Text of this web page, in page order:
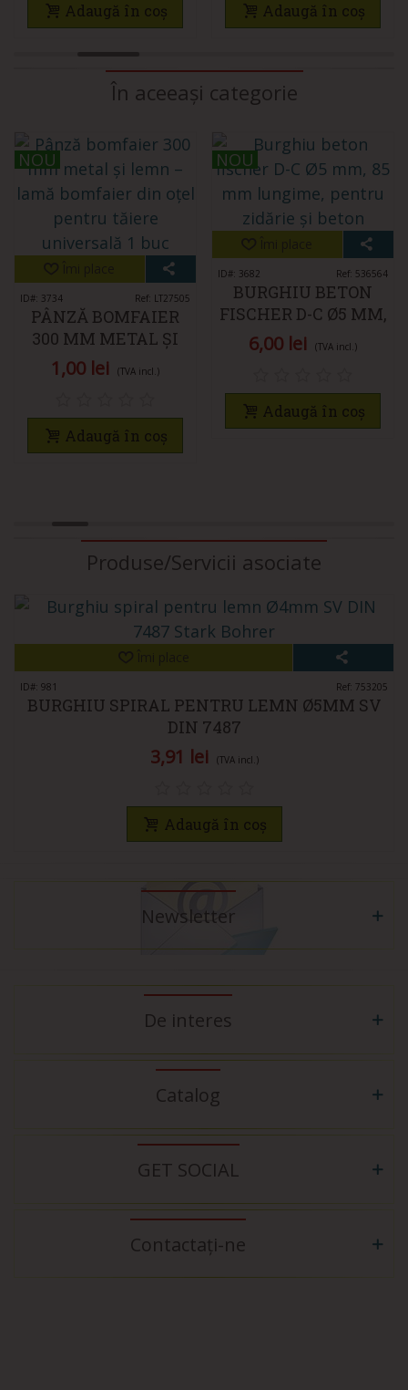
Adaugă în coș Adaugă în coș
În aceeași categorie
NOU
NOU
ID#: 3734 Ref: LT27505
PÂNZĂ BOMFAIER
300 MM METAL ȘI
LEMN – LAMĂ
BOMFAIER DIN OȚEL
UNIVERSALĂ 1 BUC
1,00 lei (TVA incl.)
Adaugă în coș
NOU
NOU
ID#: 3682 Ref: 536564
BURGHIU BETON
FISCHER D-C Ø5 MM,
85 MM LUNGIME,
PENTRU ZIDĂRIE ȘI
6,00 lei (TVA incl.)
Adaugă în coș
Produse/Servicii asociate
ID#: 981 Ref: 753205
BURGHIU SPIRAL PENTRU LEMN Ø5MM SV
DIN 7487
3,91 lei (TVA incl.)
Adaugă în coș
Newsletter
De interes
Catalog
GET SOCIAL
Contactați-ne